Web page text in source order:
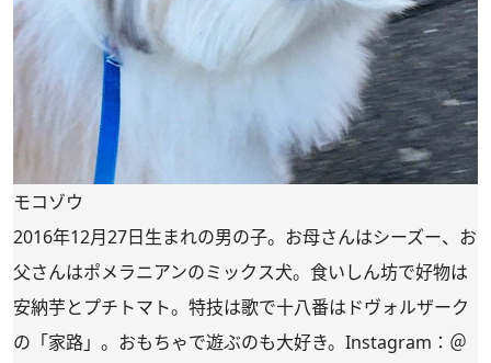
モコゾウ
2016年12月27日生まれの男の子。お母さんはシーズー、お
父さんはポメラニアンのミックス犬。食いしん坊で好物は
安納芋とプチトマト。特技は歌で十八番はドヴォルザーク
の「家路」。おもちゃで遊ぶのも大好き。Instagram： ＠